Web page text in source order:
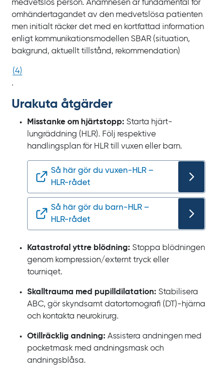
medvetslös person. Anamnesen är fundamental för
omhändertagandet av den medvetslösa patienten
men initialt räcker det med en kortfattad information
enligt kommunikations­modellen SBAR (situation,
bakgrund, aktuellt tillstånd, rekommendation)
(4)
.
Urakuta åtgärder
Misstanke om hjärtstopp: Starta hjärt-
lungräddning (HLR). Följ respektive
handlingsplan för HLR till vuxen eller barn.
Så här gör du vuxen‍-‍HLR –
HLR‍-‍rådet
Så här gör du barn‍-‍HLR –
HLR‍-‍rådet
Katastrofal yttre blödning: Stoppa blödningen
genom kompression/externt tryck eller
tourniqet.
Skalltrauma med pupilldilatation: Stabilisera
ABC, gör skyndsamt datortomografi (DT)-hjärna
och kontakta neurokirurg.
Otillräcklig andning: Assistera andningen med
pocketmask med andningsmask och
andningsblåsa.